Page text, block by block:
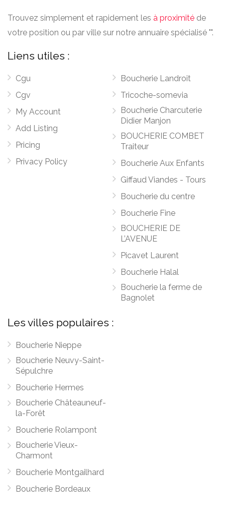
Trouvez simplement et rapidement les à proximité de
votre position ou par ville sur notre annuaire spécialisé "".
Liens utiles :
Cgu
Cgv
My Account
Add Listing
Pricing
Privacy Policy
Boucherie Landroit
Tricoche-somevia
Boucherie Charcuterie
Didier Manjon
BOUCHERIE COMBET
Traiteur
Boucherie Aux Enfants
Giffaud Viandes - Tours
Boucherie du centre
Boucherie Fine
BOUCHERIE DE
L’AVENUE
Picavet Laurent
Boucherie Halal
Boucherie la ferme de
Bagnolet
Les villes populaires :
Boucherie Nieppe
Boucherie Neuvy-Saint-
Sépulchre
Boucherie Hermes
Boucherie Châteauneuf-
la-Forêt
Boucherie Rolampont
Boucherie Vieux-
Charmont
Boucherie Montgailhard
Boucherie Bordeaux